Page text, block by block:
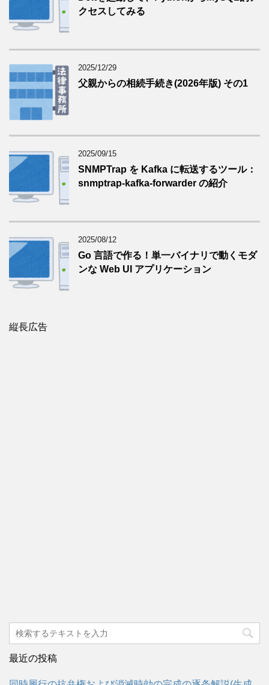
クセスしてみる
2025/12/29
父親からの相続手続き(2026年版) その1
2025/09/15
SNMPTrap を Kafka に転送するツール：
snmptrap-kafka-forwarder の紹介
2025/08/12
Go 言語で作る！単一バイナリで動くモダ
ンな Web UI アプリケーション
縦長広告
最近の投稿